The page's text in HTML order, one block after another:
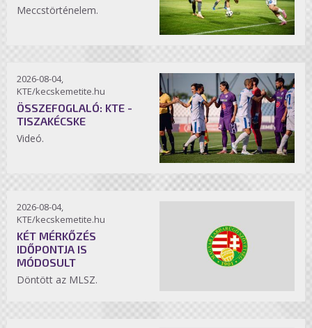
Meccstörténelem.
2026-08-04,
KTE/kecskemetite.hu
ÖSSZEFOGLALÓ: KTE -
TISZAKÉCSKE
Videó.
2026-08-04,
KTE/kecskemetite.hu
KÉT MÉRKŐZÉS
IDŐPONTJA IS
MÓDOSULT
Döntött az MLSZ.